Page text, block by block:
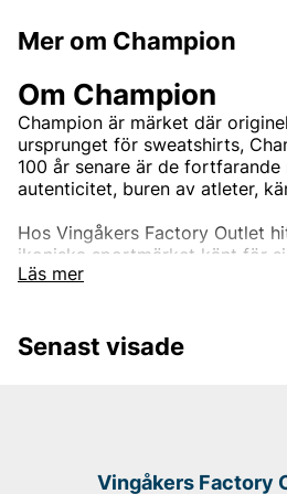
Mer om Champion
Läs mer
Om Champion
Champion är märket där
ursprunget för sweatshirts,
100 år senare är de fortfarande
autenticitet, buren av atleter,
Hos Vingåkers Factory Outlet
ikoniska sportmärket känt för
från klassiska hoodies och
streetwear-fans.
basplagg eller trendiga
Senast visade
Vingåkers Factory